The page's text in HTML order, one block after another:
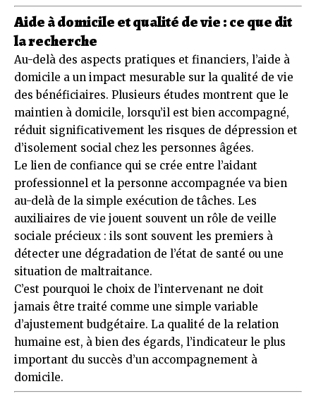
Aide à domicile et qualité de vie : ce que dit
la recherche
Au-delà des aspects pratiques et financiers, l’aide à
domicile a un impact mesurable sur la qualité de vie
des bénéficiaires. Plusieurs études montrent que le
maintien à domicile, lorsqu’il est bien accompagné,
réduit significativement les risques de dépression et
d’isolement social chez les personnes âgées.
Le lien de confiance qui se crée entre l’aidant
professionnel et la personne accompagnée va bien
au-delà de la simple exécution de tâches. Les
auxiliaires de vie jouent souvent un rôle de veille
sociale précieux : ils sont souvent les premiers à
détecter une dégradation de l’état de santé ou une
situation de maltraitance.
C’est pourquoi le choix de l’intervenant ne doit
jamais être traité comme une simple variable
d’ajustement budgétaire. La qualité de la relation
humaine est, à bien des égards, l’indicateur le plus
important du succès d’un accompagnement à
domicile.